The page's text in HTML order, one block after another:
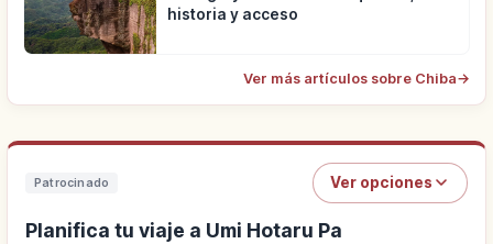
historia y acceso
Ver más artículos sobre Chiba→
Patrocinado Ver opciones
Planifica tu viaje a Umi Hotaru Pa